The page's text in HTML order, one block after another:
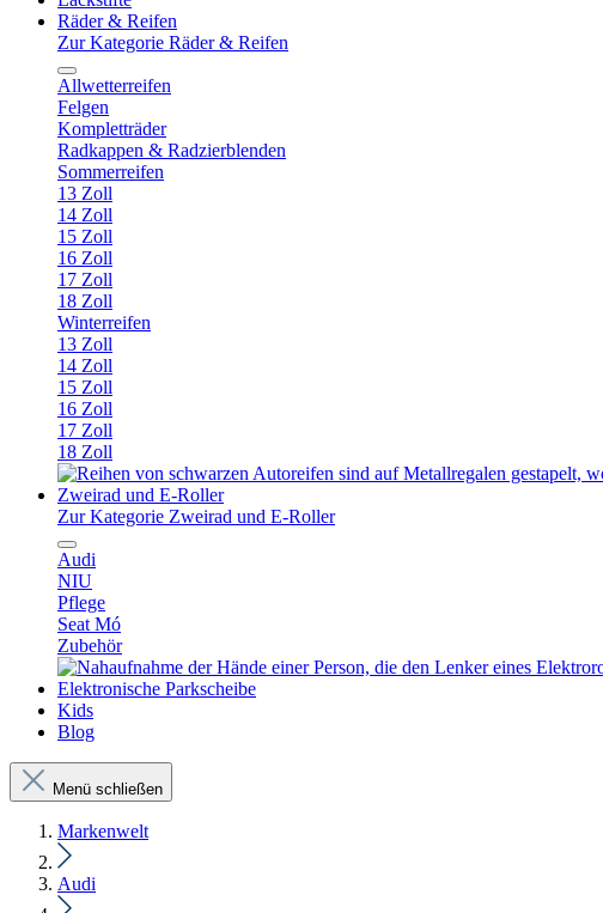
Räder & Reifen
Zur Kategorie Räder & Reifen
Allwetterreifen
Felgen
Kompletträder
Radkappen & Radzierblenden
Sommerreifen
13 Zoll
14 Zoll
15 Zoll
16 Zoll
17 Zoll
18 Zoll
Winterreifen
13 Zoll
14 Zoll
15 Zoll
16 Zoll
17 Zoll
18 Zoll
Zweirad und E-Roller
Zur Kategorie Zweirad und E-Roller
Audi
NIU
Pflege
Seat Mó
Zubehör
Elektronische Parkscheibe
Kids
Blog
Menü schließen
Markenwelt
Audi